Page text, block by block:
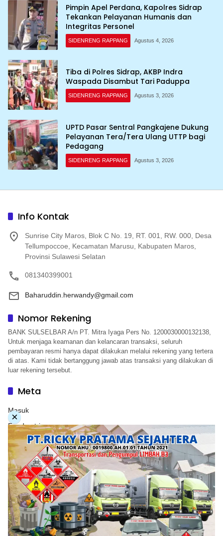
Pimpin Apel Perdana, Kapolres Sidrap
Tekankan Pelayanan Humanis dan
Integritas Personel
SIDENRENG RAPPANG Agustus 4, 2026
Tiba di Polres Sidrap, AKBP Indra
Waspada Disambut Tari Paduppa
SIDENRENG RAPPANG Agustus 3, 2026
UPTD Pasar Sentral Pangkajene Dukung
Pelayanan Tera/Tera Ulang UTTP bagi
Pedagang
SIDENRENG RAPPANG Agustus 3, 2026
Info Kontak
Sunrise City Maros, Blok C No. 19, RT. 001, RW. 000, Desa
Tellumpoccoe, Kecamatan Marusu, Kabupaten Maros,
Provinsi Sulawesi Selatan
081340399001
Baharuddin.herwandy@gmail.com
Nomor Rekening
BANK SULSELBAR A/n PT. Mitra Iyaga Pers No. 1200030000132138,
Untuk menjaga keamanan dan kelancaran transaksi, seluruh
pembayaran resmi hanya dapat dilakukan melalui rekening yang tertera
di atas. Kami tidak bertanggung jawab atas transaksi yang dilakukan di
luar rekening tersebut.
Meta
Masuk
Feed entri
Feed komentar
WordPress.org
×